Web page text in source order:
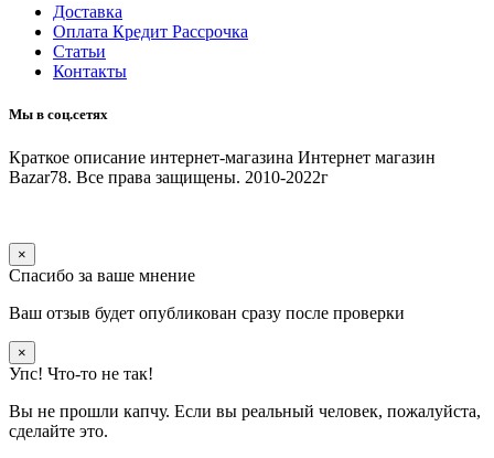
Доставка
Оплата Кредит Рассрочка
Статьи
Контакты
Мы в соц.сетях
Краткое описание интернет-магазина Интернет магазин
Bazar78. Все права защищены. 2010-2022г
×
Спасибо за ваше мнение
Ваш отзыв будет опубликован сразу после проверки
×
Упс! Что-то не так!
Вы не прошли капчу. Если вы реальный человек, пожалуйста,
сделайте это.